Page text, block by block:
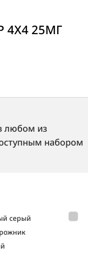
4X4 25МГ
любом из
набором
серый